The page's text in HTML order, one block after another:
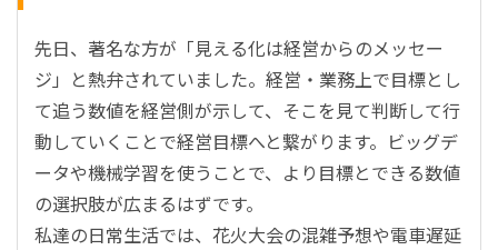
先日、著名な方が「見える化は経営からのメッセー
ジ」と熱弁されていました。経営・業務上で目標とし
て追う数値を経営側が示して、そこを見て判断して行
動していくことで経営目標へと繋がります。ビッグデ
ータや機械学習を使うことで、より目標とできる数値
の選択肢が広まるはずです。
私達の日常生活では、花火大会の混雑予想や電車遅延